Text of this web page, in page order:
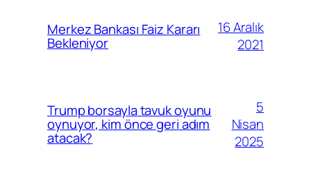
Merkez Bankası Faiz Kararı
Bekleniyor
16 Aralık
2021
Trump borsayla tavuk oyunu
oynuyor, kim önce geri adım
atacak?
5
Nisan
2025